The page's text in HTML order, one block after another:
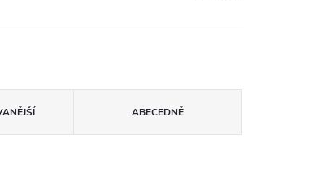
ABECEDNĚ